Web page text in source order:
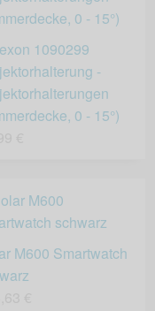
1090299
-
0 - 15°)
M600 Smartwatch